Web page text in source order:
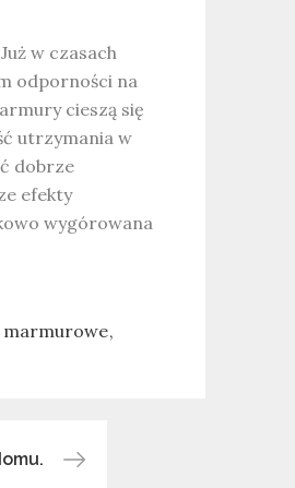
w czasach
odporności na
cieszą się
utrzymania w
dobrze
efekty
wygórowana
marmurowe